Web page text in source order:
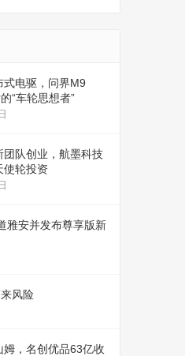
式电驱，问界M9
“车轮思想者”
团队创业，航墨科技
使轮投资
雅安并发布尊享版新
风险
姆，名创优品63亿收